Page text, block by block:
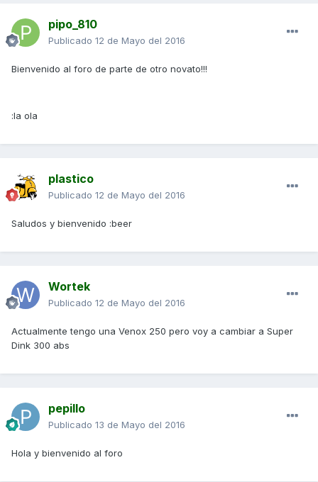
pipo_810
Publicado 12 de Mayo del 2016
Bienvenido al foro de parte de otro novato!!!
:la ola
plastico
Publicado 12 de Mayo del 2016
Saludos y bienvenido :beer
Wortek
Publicado 12 de Mayo del 2016
Actualmente tengo una Venox 250 pero voy a cambiar a Super
Dink 300 abs
pepillo
Publicado 13 de Mayo del 2016
Hola y bienvenido al foro